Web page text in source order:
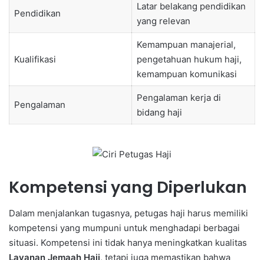
Pendidikan
Latar belakang pendidikan
yang relevan
Kualifikasi
Kemampuan manajerial,
pengetahuan hukum haji,
kemampuan komunikasi
Pengalaman
Pengalaman kerja di
bidang haji
Kompetensi yang Diperlukan
Dalam menjalankan tugasnya, petugas haji harus memiliki
kompetensi yang mumpuni untuk menghadapi berbagai
situasi. Kompetensi ini tidak hanya meningkatkan kualitas
Layanan Jemaah Haji, tetapi juga memastikan bahwa